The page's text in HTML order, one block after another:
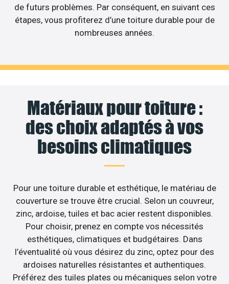
de futurs problèmes. Par conséquent, en suivant ces
étapes, vous profiterez d’une toiture durable pour de
nombreuses années.
Matériaux pour toiture :
des choix adaptés à vos
besoins climatiques
Pour une toiture durable et esthétique, le matériau de
couverture se trouve être crucial. Selon un couvreur,
zinc, ardoise, tuiles et bac acier restent disponibles.
Pour choisir, prenez en compte vos nécessités
esthétiques, climatiques et budgétaires. Dans
l’éventualité où vous désirez du zinc, optez pour des
ardoises naturelles résistantes et authentiques.
Préférez des tuiles plates ou mécaniques selon votre